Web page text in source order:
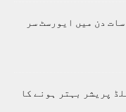
دن میں ایورسٹ سر
پریشر بہتر ہونے کا